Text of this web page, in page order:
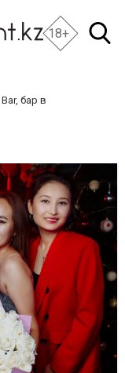
18+
бар в